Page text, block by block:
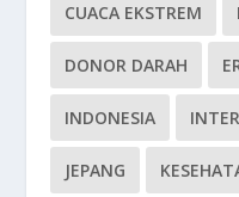
CUACA EKSTREM
DONOR DARAH
INDONESIA
JEPANG